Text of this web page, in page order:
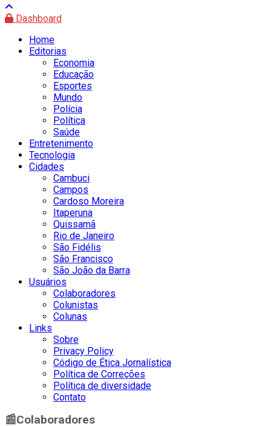
Dashboard
Home
Editorias
Economia
Educação
Esportes
Mundo
Polícia
Política
Saúde
Entretenimento
Tecnologia
Cidades
Cambuci
Campos
Cardoso Moreira
Itaperuna
Quissamã
Rio de Janeiro
São Fidélis
São Francisco
São João da Barra
Usuários
Colaboradores
Colunistas
Colunas
Links
Sobre
Privacy Policy
Código de Ética Jornalística
Política de Correções
Política de diversidade
Contato
📰Colaboradores